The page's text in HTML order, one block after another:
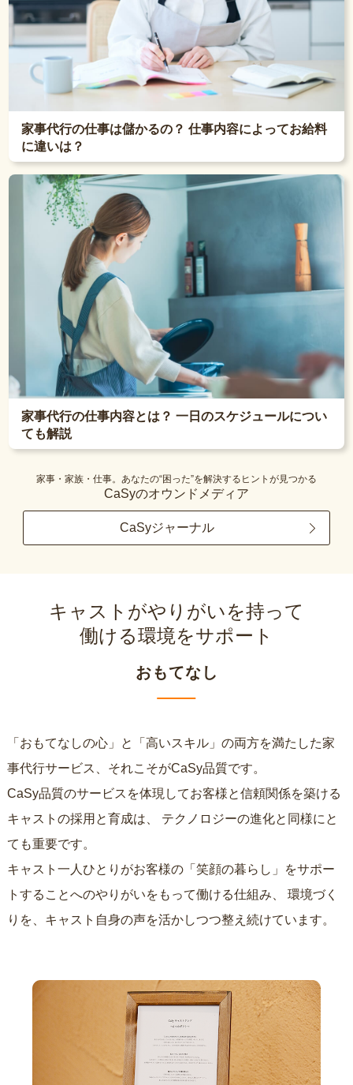
家事代行の仕事は儲かるの？ 仕事内容によってお給料
に違いは？
家事代行の仕事内容とは？ 一日のスケジュールについ
ても解説
家事・家族・仕事。あなたの“困った”を解決するヒントが見つかる
CaSyのオウンドメディア
CaSyジャーナル
キャストがやりがいを持って
働ける環境をサポート
おもてなし
「おもてなしの心」と「高いスキル」の両方を満たした家
事代行サービス、それこそがCaSy品質です。
CaSy品質のサービスを体現してお客様と信頼関係を築ける
キャストの採用と育成は、
ても重要です。
キャスト一人ひとりがお客様の「笑顔の暮らし」をサポー
トすることへのやりがいをもって働ける仕組み、
りを、キャスト自身の声を活かしつつ整え続けています。